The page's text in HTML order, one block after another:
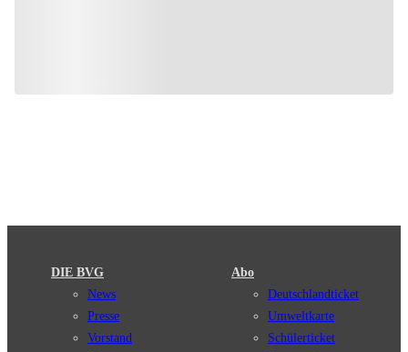
DIE BVG
News
Presse
Vorstand
Abo
Deutschlandticket
Umweltkarte
Schülerticket